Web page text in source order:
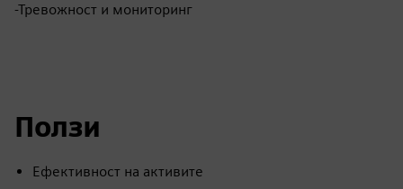
-Тревожност и мониторинг
Ползи
Ефективност на активите